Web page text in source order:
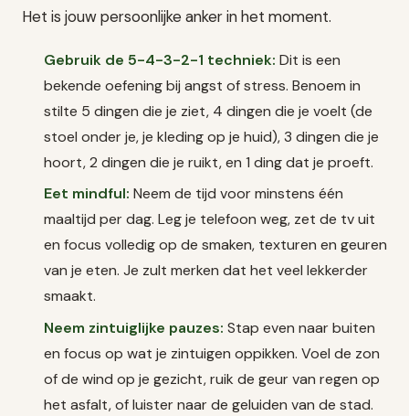
Het is jouw persoonlijke anker in het moment.
Gebruik de 5-4-3-2-1 techniek: Dit is een
bekende oefening bij angst of stress. Benoem in
stilte 5 dingen die je ziet, 4 dingen die je voelt (de
stoel onder je, je kleding op je huid), 3 dingen die je
hoort, 2 dingen die je ruikt, en 1 ding dat je proeft.
Eet mindful: Neem de tijd voor minstens één
maaltijd per dag. Leg je telefoon weg, zet de tv uit
en focus volledig op de smaken, texturen en geuren
van je eten. Je zult merken dat het veel lekkerder
smaakt.
Neem zintuiglijke pauzes: Stap even naar buiten
en focus op wat je zintuigen oppikken. Voel de zon
of de wind op je gezicht, ruik de geur van regen op
het asfalt, of luister naar de geluiden van de stad.